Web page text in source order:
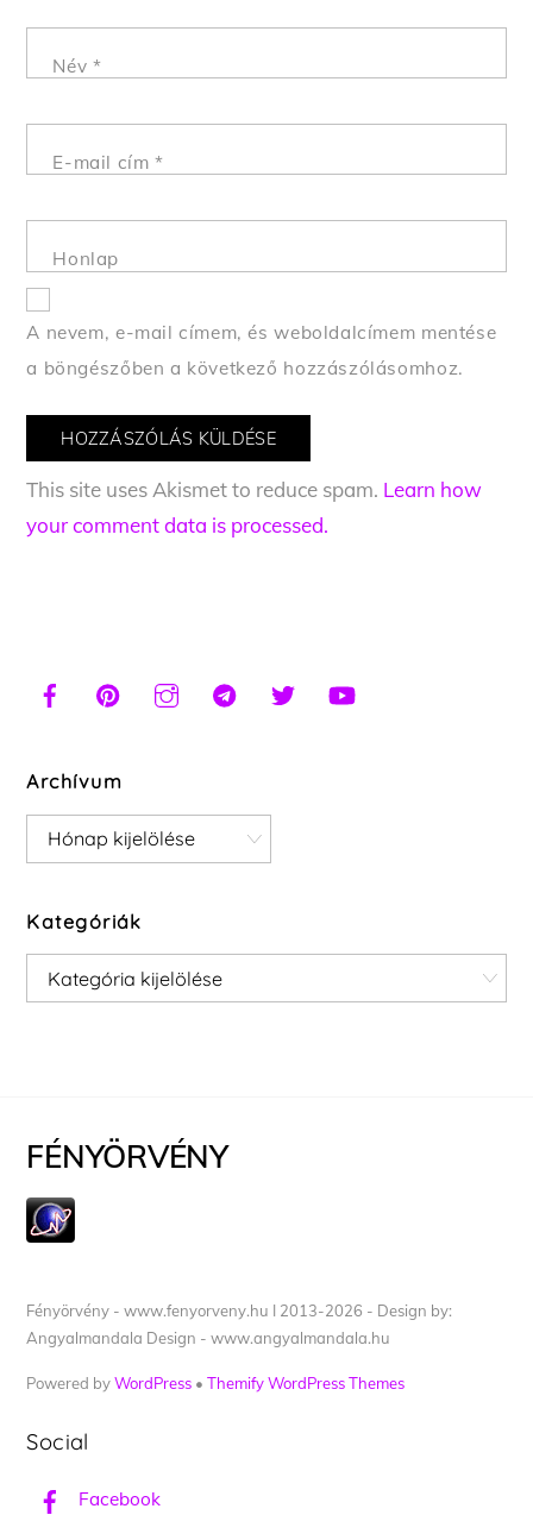
Név *
E-mail cím*
Honlap
A nevem, e-mail címem, és weboldalcímem mentése
a böngészőben a következő hozzászólásomhoz.
This site uses Akismet to reduce spam. Learn how
your comment data is processed.
Archívum
Archívum
Kategóriák
Kategóriák
FÉNYÖRVÉNY
Fényörvény - www.fenyorveny.hu I 2013-2026 - Design by:
Angyalmandala Design - www.angyalmandala.hu
Powered byWordPress •Themify WordPress Themes
Social
Facebook